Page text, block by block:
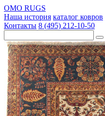
OMO RUGS
Наша история каталог ковров
Контакты 8 (495) 212-10-50